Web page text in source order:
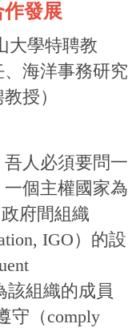
發展
大學特聘教
海洋事務研究
授）
人必須要問一
個主權國家為
府間組織
IGO）的設
該組織的成員
守（comply